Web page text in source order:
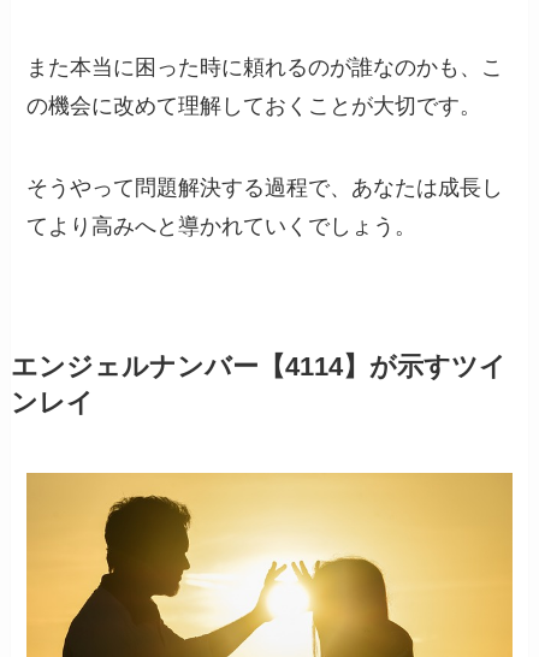
また本当に困った時に頼れるのが誰なのかも、こ
の機会に改めて理解しておくことが大切です。
そうやって問題解決する過程で、あなたは成長し
てより高みへと導かれていくでしょう。
エンジェルナンバー【4114】が示すツイ
ンレイ